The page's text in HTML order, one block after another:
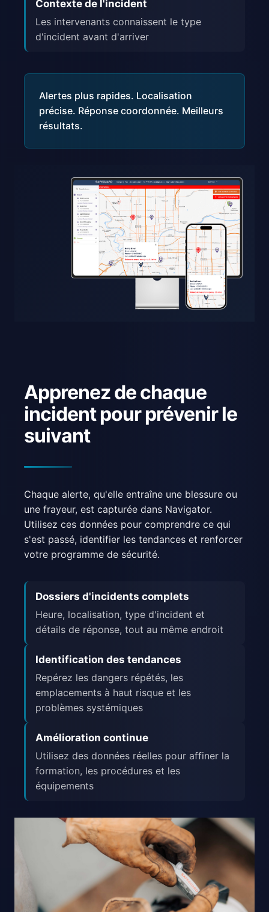
Contexte de l'incident
Les intervenants connaissent le type
d'incident avant d'arriver
Alertes plus rapides. Localisation
précise. Réponse coordonnée. Meilleurs
résultats.
Apprenez de chaque
incident pour prévenir le
suivant
Chaque alerte, qu'elle entraîne une blessure ou
une frayeur, est capturée dans Navigator.
Utilisez ces données pour comprendre ce qui
s'est passé, identifier les tendances et renforcer
votre programme de sécurité.
Dossiers d'incidents complets
Heure, localisation, type d'incident et
détails de réponse, tout au même endroit
Identification des tendances
Repérez les dangers répétés, les
emplacements à haut risque et les
problèmes systémiques
Amélioration continue
Utilisez des données réelles pour affiner la
formation, les procédures et les
équipements